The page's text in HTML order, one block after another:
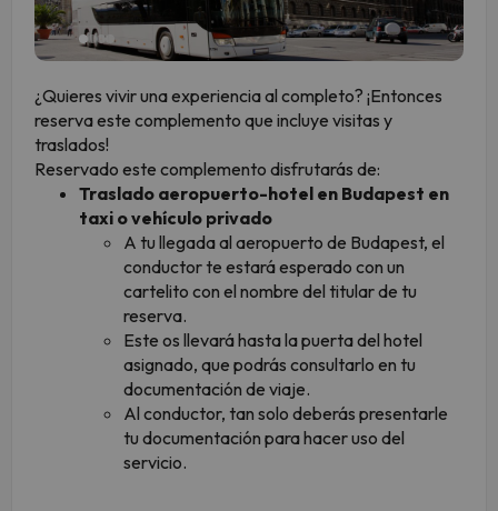
¿Quieres vivir una experiencia al completo? ¡Entonces
reserva este complemento que incluye visitas y
traslados!
Reservado este complemento disfrutarás de:
Traslado aeropuerto-hotel en Budapest en
taxi o vehículo privado
A tu llegada al aeropuerto de Budapest, el
conductor te estará esperado con un
cartelito con el nombre del titular de tu
reserva.
Este os llevará hasta la puerta del hotel
asignado, que podrás consultarlo en tu
documentación de viaje.
Al conductor, tan solo deberás presentarle
tu documentación para hacer uso del
servicio.